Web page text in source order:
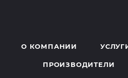
О КОМПАНИИ
ПРОИЗВОДИТЕЛИ